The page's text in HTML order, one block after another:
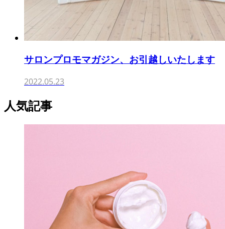
サロンプロモマガジン、お引越しいたします
2022.05.23
人気記事